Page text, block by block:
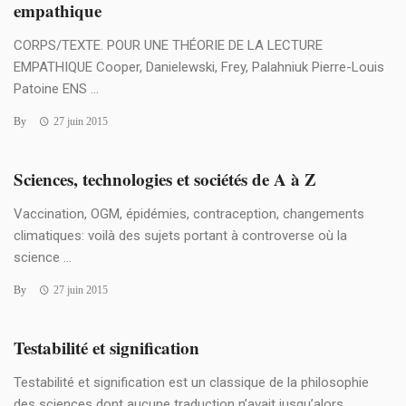
empathique
CORPS/TEXTE. POUR UNE THÉORIE DE LA LECTURE
EMPATHIQUE Cooper, Danielewski, Frey, Palahniuk Pierre-Louis
Patoine ENS ...
By 27 juin 2015
Sciences, technologies et sociétés de A à Z
Vaccination, OGM, épidémies, contraception, changements
climatiques: voilà des sujets portant à controverse où la
science ...
By 27 juin 2015
Testabilité et signification
Testabilité et signification est un classique de la philosophie